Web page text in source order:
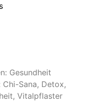
Gesundheit
Chi-Sana, Detox,
, Vitalpflaster